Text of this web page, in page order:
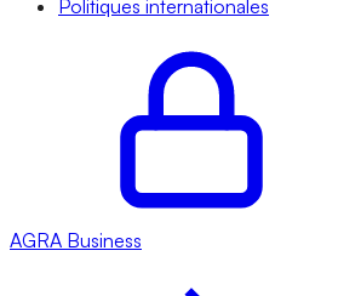
Politiques internationales
AGRA Business